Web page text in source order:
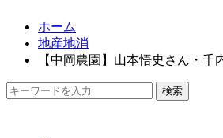
ホーム
地産地消
【中岡農園】山本悟史さん・千
検索